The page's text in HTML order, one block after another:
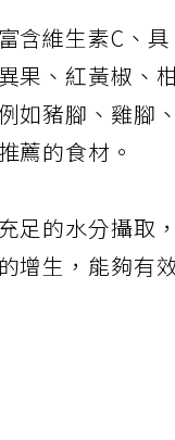
含維生素C、具
果、紅黃椒、柑
如豬腳、雞腳、
薦的食材。
足的水分攝取，
增生，能夠有